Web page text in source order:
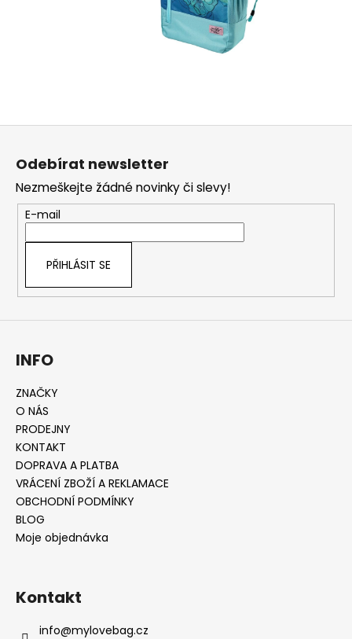
Z
Odebírat newsletter
Nezmeškejte žádné novinky či slevy!
E-mail
PŘIHLÁSIT SE
INFO
ZNAČKY
O NÁS
PRODEJNY
KONTAKT
DOPRAVA A PLATBA
VRÁCENÍ ZBOŽÍ A REKLAMACE
OBCHODNÍ PODMÍNKY
BLOG
Moje objednávka
Kontakt
info@mylovebag.cz